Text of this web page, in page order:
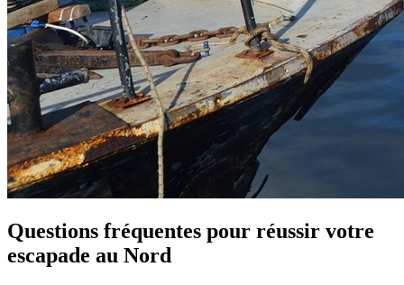
Questions fréquentes pour réussir votre
escapade au Nord